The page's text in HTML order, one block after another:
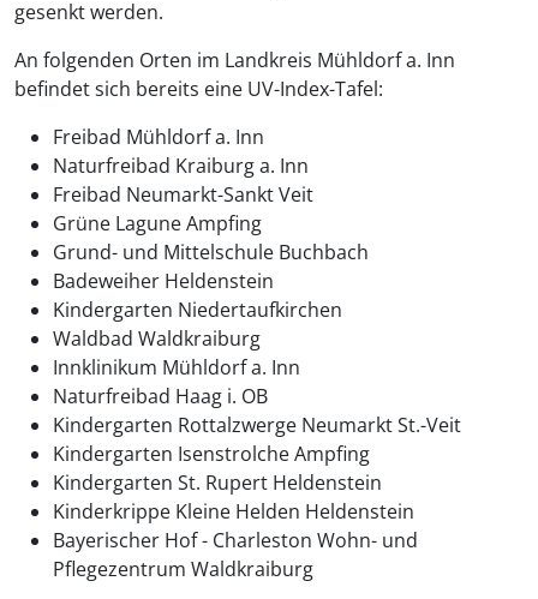
gesenkt werden.
An folgenden Orten im Landkreis Mühldorf a. Inn
befindet sich bereits eine UV-Index-Tafel:
Freibad Mühldorf a. Inn
Naturfreibad Kraiburg a. Inn
Freibad Neumarkt-Sankt Veit
Grüne Lagune Ampfing
Grund- und Mittelschule Buchbach
Badeweiher Heldenstein
Kindergarten Niedertaufkirchen
Waldbad Waldkraiburg
Innklinikum Mühldorf a. Inn
Naturfreibad Haag i. OB
Kindergarten Rottalzwerge Neumarkt St.-Veit
Kindergarten Isenstrolche Ampfing
Kindergarten St. Rupert Heldenstein
Kinderkrippe Kleine Helden Heldenstein
Bayerischer Hof - Charleston Wohn- und
Pflegezentrum Waldkraiburg